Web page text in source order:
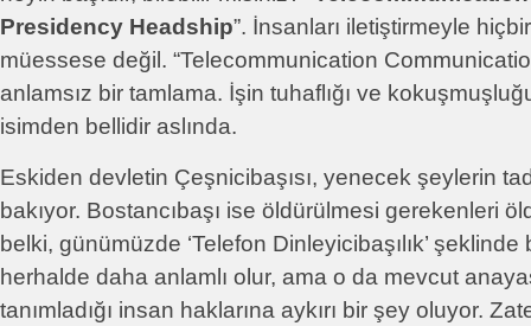
Presidency Headship”. İnsanları iletiştirmeyle
müessese değil. “Telecommunication
anlamsız bir tamlama. İşin tuhaflığı ve
isimden bellidir aslında.
Eskiden devletin Çeşnicibaşısı, yenecek şeylerin
bakıyor. Bostancıbaşı ise öldürülmesi gerekenleri
belki, günümüzde ‘Telefon Dinleyicibaşılık’
herhalde daha anlamlı olur, ama o da mevcut
tanımladığı insan haklarına aykırı bir şey oluyor.